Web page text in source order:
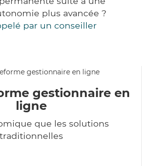
plus avancée ?
par un conseiller
gestionnaire en
ligne
que les solutions
traditionnelles